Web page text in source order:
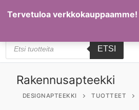
sisältöön
Products
search
ETSI
Rakennusapteekki
DESIGNAPTEEKKI TUOTTEET
Tervetuloa verkkokauppaamme!